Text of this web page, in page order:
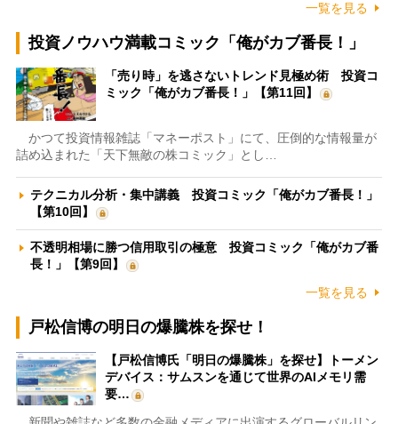
一覧を見る
投資ノウハウ満載コミック「俺がカブ番長！」
「売り時」を逃さないトレンド見極め術 投資コ
ミック「俺がカブ番長！」【第11回】
かつて投資情報雑誌「マネーポスト」にて、圧倒的な情報量が
詰め込まれた「天下無敵の株コミック」とし…
テクニカル分析・集中講義 投資コミック「俺がカブ番長！」
【第10回】
不透明相場に勝つ信用取引の極意 投資コミック「俺がカブ番
長！」【第9回】
一覧を見る
戸松信博の明日の爆騰株を探せ！
【戸松信博氏「明日の爆騰株」を探せ】トーメン
デバイス：サムスンを通じて世界のAIメモリ需
要…